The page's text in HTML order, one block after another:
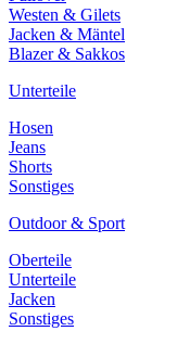
Westen & Gilets
Jacken & Mäntel
Blazer & Sakkos
Unterteile
Hosen
Jeans
Shorts
Sonstiges
Outdoor & Sport
Oberteile
Unterteile
Jacken
Sonstiges